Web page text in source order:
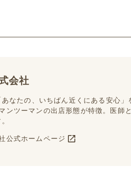
会社
なたの、いちばん近くにある安心
ンツーマンの出店形態が特徴。医師
公式ホームページ